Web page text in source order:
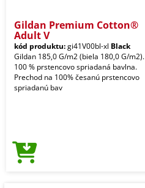
Gildan Premium Cotton®
Adult V
kód produktu:gi41V00bl-xl Black
Gildan 185,0 G/m2 (biela 180,0 G/m2).
100 % prstencovo spriadaná bavlna.
Prechod na 100% česanú prstencovo
spriadanú bav